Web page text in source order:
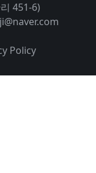
451-6)
Policy